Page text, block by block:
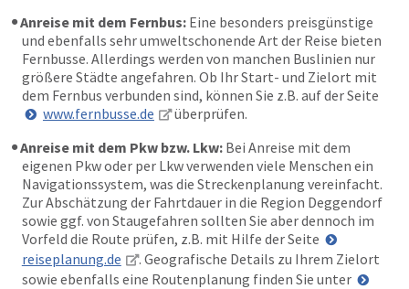
Anreise mit dem Fernbus: Eine besonders preisgünstige
und ebenfalls sehr umweltschonende Art der Reise bieten
Fernbusse. Allerdings werden von manchen Buslinien nur
größere Städte angefahren. Ob Ihr Start- und Zielort mit
dem Fernbus verbunden sind, können Sie z.B. auf der Seite
www.fernbusse.de
überprüfen.
Anreise mit dem Pkw bzw. Lkw: Bei Anreise mit dem
eigenen Pkw oder per Lkw verwenden viele Menschen ein
Navigationssystem, was die Streckenplanung vereinfacht.
Zur Abschätzung der Fahrtdauer in die Region Deggendorf
sowie ggf. von Staugefahren sollten Sie aber dennoch im
Vorfeld die Route prüfen, z.B. mit Hilfe der Seite
reiseplanung.de
. Geografische Details zu Ihrem Zielort
sowie ebenfalls eine Routenplanung finden Sie unter